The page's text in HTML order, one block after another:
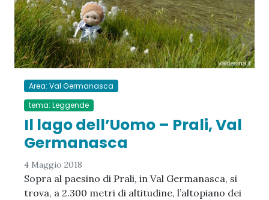
Area: Val Germanasca
tema: Leggende
Il lago dell’Uomo – Prali, Val
Germanasca
4 Maggio 2018
Sopra al paesino di Prali, in Val Germanasca, si
trova, a 2.300 metri di altitudine, l’altopiano dei